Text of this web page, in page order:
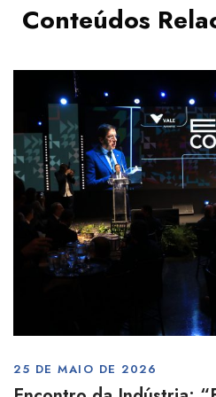
Conteúdos
25 DE MAIO DE 2026